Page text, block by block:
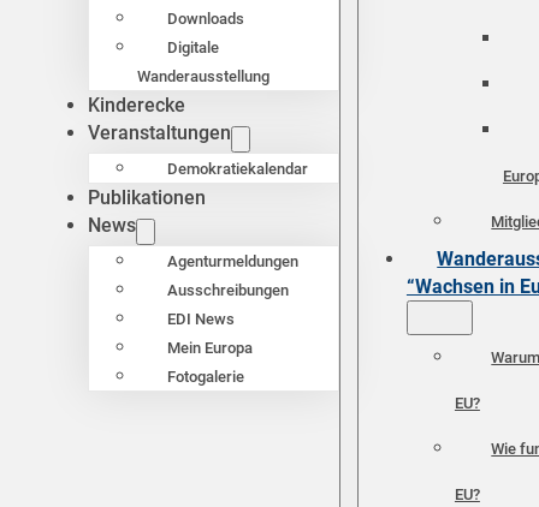
Downloads
Digitale
Wanderausstellung
Kinderecke
Veranstaltungen
Demokratiekalendar
Publikationen
News
Agenturmeldungen
Ausschreibungen
EDI News
Mein Europa
Fotogalerie
“Wachsen in
EU?
Wie
EU?